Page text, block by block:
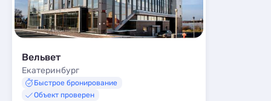
Вельвет
Екатеринбург
Быстрое бронирование
Объект проверен